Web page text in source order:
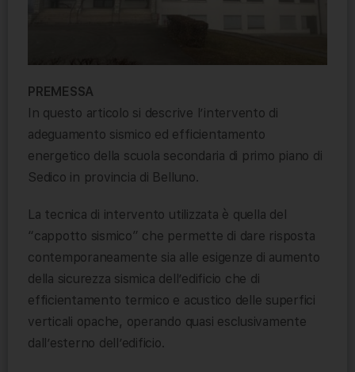
PREMESSA
In questo articolo si descrive l’intervento di
adeguamento sismico ed efficientamento
energetico della scuola secondaria di primo piano di
Sedico in provincia di Belluno.
La tecnica di intervento utilizzata è quella del
“cappotto sismico” che permette di dare risposta
contemporaneamente sia alle esigenze di aumento
della sicurezza sismica dell’edificio che di
efficientamento termico e acustico delle superfici
verticali opache, operando quasi esclusivamente
dall’esterno dell’edificio.